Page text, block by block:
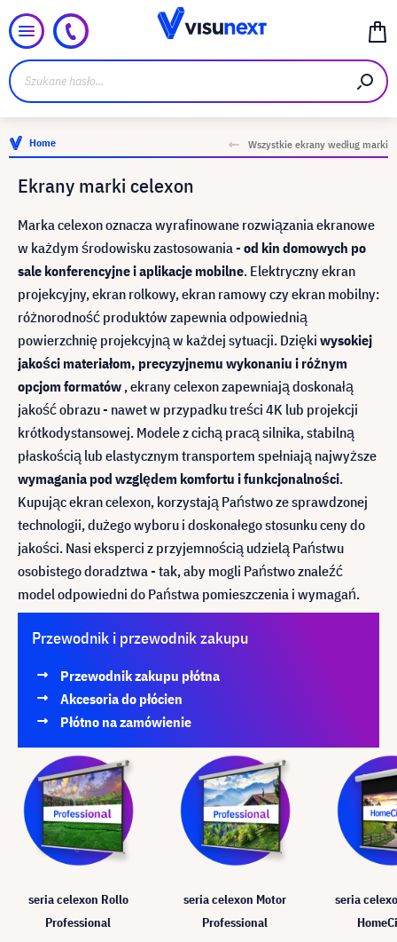
Home Wszystkie ekrany według marki
Ekrany marki celexon
Marka celexon oznacza wyrafinowane rozwiązania ekranowe
w każdym środowisku zastosowania - od kin domowych po
sale konferencyjne i aplikacje mobilne. Elektryczny ekran
projekcyjny, ekran rolkowy, ekran ramowy czy ekran mobilny:
różnorodność produktów zapewnia odpowiednią
powierzchnię projekcyjną w każdej sytuacji. Dzięki wysokiej
jakości materiałom, precyzyjnemu wykonaniu i różnym
opcjom formatów , ekrany celexon zapewniają doskonałą
jakość obrazu - nawet w przypadku treści 4K lub projekcji
krótkodystansowej. Modele z cichą pracą silnika, stabilną
płaskością lub elastycznym transportem spełniają najwyższe
wymagania pod względem komfortu i funkcjonalności.
Kupując ekran celexon, korzystają Państwo ze sprawdzonej
technologii, dużego wyboru i doskonałego stosunku ceny do
jakości. Nasi eksperci z przyjemnością udzielą Państwu
osobistego doradztwa - tak, aby mogli Państwo znaleźć
model odpowiedni do Państwa pomieszczenia i wymagań.
Przewodnik i przewodnik zakupu
Przewodnik zakupu płótna
Akcesoria do płócien
Płótno na zamówienie
seria celexon Rollo
Professional
seria celexon Motor
Professional
seria